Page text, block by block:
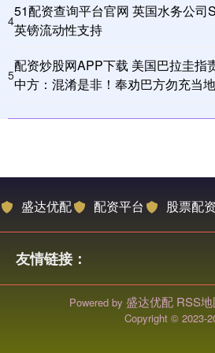
4
51配资查询平台官网 英国水务公司
英镑流动性支持
5
配资炒股网APP下载 美国巴拉圭指
中方：混淆是非！奉劝巴方勿充当
盛达优配 配资平台 股票配
友情链接：
Powered by 盛达优配 RSS
Copyright © 2023-